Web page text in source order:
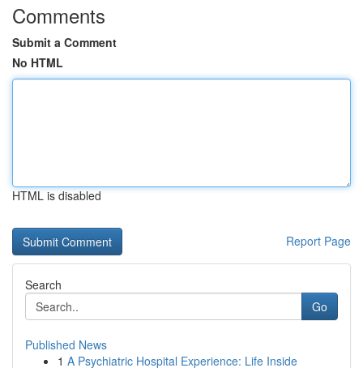
Comments
Submit a Comment
No HTML
HTML is disabled
Report Page
Search
Go
Published News
1 A Psychiatric Hospital Experience: Life Inside